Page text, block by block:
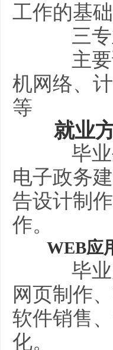
工作的基础
三专
主要课
机网络、
等
就业方
毕业生
电子政务
告设计制
作。
WEB应用
毕业后
网页制作
软件销售
化。